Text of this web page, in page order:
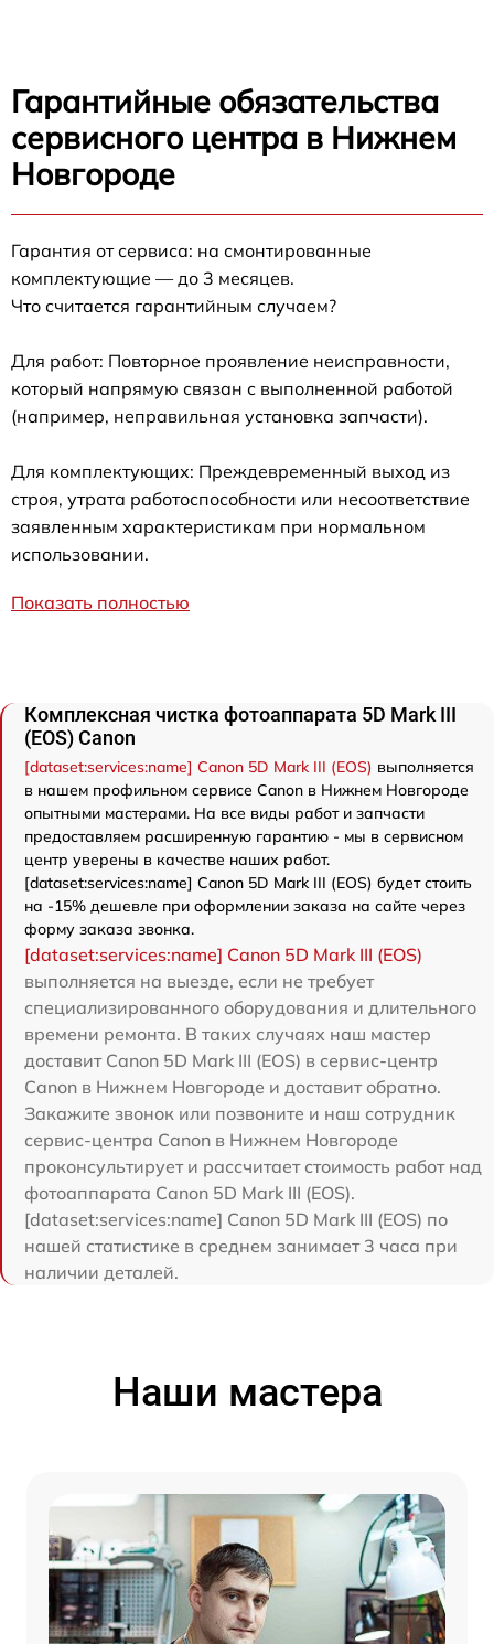
Гарантийные обязательства
сервисного центра в Нижнем
Новгороде
Гарантия от сервиса: на смонтированные
комплектующие — до 3 месяцев.
Что считается гарантийным случаем?
Для работ: Повторное проявление неисправности,
который напрямую связан с выполненной работой
(например, неправильная установка запчасти).
Для комплектующих: Преждевременный выход из
строя, утрата работоспособности или несоответствие
заявленным характеристикам при нормальном
использовании.
Показать полностью
Комплексная чистка фотоаппарата 5D Mark III
(EOS) Canon
[dataset:services:name] Canon 5D Mark III (EOS) выполняется
в нашем профильном сервисе Canon в Нижнем Новгороде
опытными мастерами. На все виды работ и запчасти
предоставляем расширенную гарантию - мы в сервисном
центр уверены в качестве наших работ.
[dataset:services:name] Canon 5D Mark III (EOS) будет стоить
на -15% дешевле при оформлении заказа на сайте через
форму заказа звонка.
[dataset:services:name] Canon 5D Mark III (EOS)
выполняется на выезде, если не требует
специализированного оборудования и длительного
времени ремонта. В таких случаях наш мастер
доставит Canon 5D Mark III (EOS) в сервис-центр
Canon в Нижнем Новгороде и доставит обратно.
Закажите звонок или позвоните и наш сотрудник
сервис-центра Canon в Нижнем Новгороде
проконсультирует и рассчитает стоимость работ над
фотоаппарата Canon 5D Mark III (EOS).
[dataset:services:name] Canon 5D Mark III (EOS) по
нашей статистике в среднем занимает 3 часа при
наличии деталей.
Наши мастера